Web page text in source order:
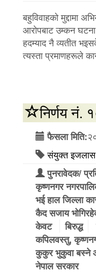
बहुविवाहको मुद्दामा
आरोपबाट उम्कन घटना
हदम्याद नै व्यतीत
त्यस्ता प्रमाणहरूले
निर्णय नं.
फैसला मिति:
संयुक्त इजलास
पुनरावेदक/
कृष्णनगर
भई हाल जिल्ला
कैद सजाय
केवट
बिरुद्ध
कपिलवस्तु,
कुकुर भुकुवा बस्ने
नेपाल सरकार